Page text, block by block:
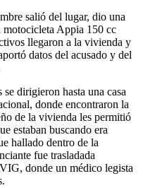
salió del lugar, dio una
motocicleta Appia 150 cc
llegaron a la vivienda y
datos del acusado y del
dirigieron hasta una casa
donde encontraron la
de la vivienda les permitió
estaban buscando era
hallado dentro de la
fue trasladada
donde un médico legista